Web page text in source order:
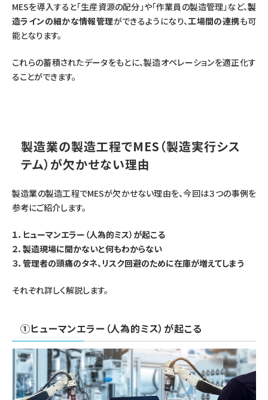
MESを導入すると「生産資源の配分」や「作業員の製造管理」など、製
造ラインの細かな情報管理ができるようになり、工場間の連携も可
能となります。
これらの蓄積されたデータをもとに、製造オペレーションを適正化す
ることができます。
製造業の製造工程でMES（製造実行シス
テム）が欠かせない理由
製造業の製造工程でMESが欠かせない理由を、今回は３つの事例を
参考にご紹介します。
１．ヒューマンエラー（人為的ミス）が起こる
２．製造現場に聞かないと何もわからない
３．管理者の頭痛のタネ、リスク回避のために在庫が増えてしまう
それぞれ詳しく解説します。
①ヒューマンエラー（人為的ミス）が起こる